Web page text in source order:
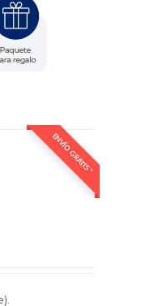
ENVÍO GRATIS *